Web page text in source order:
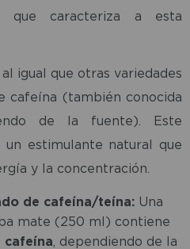
que caracteriza a esta
igual que otras variedades
cafeína (también conocida
de la fuente). Este
estimulante natural que
y la concentración.
de cafeína/teína: Una
mate (250 ml) contiene
cafeína , dependiendo de la